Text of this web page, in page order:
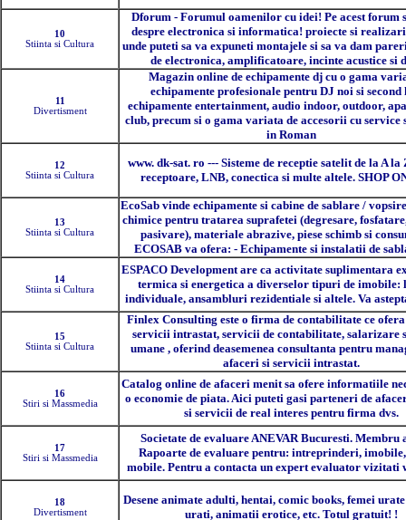
10
Stiinta si Cultura
Dforum - Forumul oamenilor cu idei! Pe acest forum
despre electronica si informatica! proiecte si
unde puteti sa va expuneti montajele si sa va dam
de electronica, amplificatoare, incinte acustice si
11
Divertisment
Magazin online de echipamente dj cu o gama
echipamente profesionale pentru DJ noi si second
echipamente entertainment, audio indoor, outdoor,
club, precum si o gama variata de accesorii cu service
in Roman
12
Stiinta si Cultura
www. dk-sat. ro --- Sisteme de receptie satelit de la A la
receptoare, LNB, conectica si multe altele. SHOP
13
Stiinta si Cultura
EcoSab vinde echipamente si cabine de sablare /
chimice pentru tratarea suprafetei (degresare,
pasivare), materiale abrazive, piese schimb si
ECOSAB va ofera: - Echipamente si instalatii de
14
Stiinta si Cultura
ESPACO Development are ca activitate suplimentara
termica si energetica a diverselor tipuri de imobile:
individuale, ansambluri rezidentiale si altele. Va
15
Stiinta si Cultura
Finlex Consulting este o firma de contabilitate ce
servicii intrastat, servicii de contabilitate, salarizare
umane , oferind deasemenea consultanta pentru
afaceri si servicii intrastat.
16
Stiri si Massmedia
Catalog online de afaceri menit sa ofere informatiile
o economie de piata. Aici puteti gasi parteneri de
si servicii de real interes pentru firma dvs.
17
Stiri si Massmedia
Societate de evaluare ANEVAR Bucuresti. Membru
Rapoarte de evaluare pentru: intreprinderi,
mobile. Pentru a contacta un expert evaluator vizitati
18
Divertisment
Desene animate adulti, hentai, comic books, femei
urati, animatii erotice, etc. Totul gratuit! !